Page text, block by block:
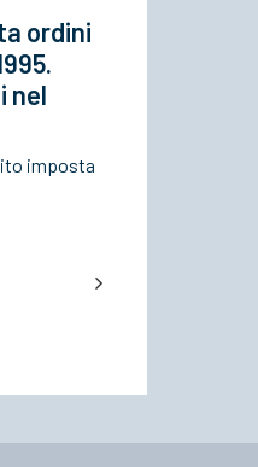
ordini
nel
imposta